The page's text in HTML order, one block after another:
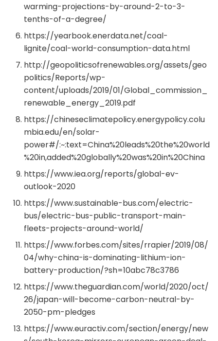
warming-projections-by-around-2-to-3-
tenths-of-a-degree/
https://yearbook.enerdata.net/coal-
lignite/coal-world-consumption-data.html
http://geopoliticsofrenewables.org/assets/geo
politics/Reports/wp-
content/uploads/2019/01/Global_commission_
renewable_energy_2019.pdf
https://chineseclimatepolicy.energypolicy.colu
mbia.edu/en/solar-
power#/:~:text=China%20leads%20the%20world
%20in,added%20globally%20was%20in%20China
https://www.iea.org/reports/global-ev-
outlook-2020
https://www.sustainable-bus.com/electric-
bus/electric-bus-public-transport-main-
fleets-projects-around-world/
https://www.forbes.com/sites/rrapier/2019/08/
04/why-china-is-dominating-lithium-ion-
battery-production/?sh=10abc78c3786
https://www.theguardian.com/world/2020/oct/
26/japan-will-become-carbon-neutral-by-
2050-pm-pledges
https://www.euractiv.com/section/energy/new